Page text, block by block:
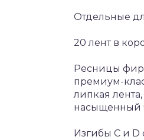
Отдельные
20 лент в
Ресницы
премиум-
липкая
насыщенный
Изгибы С и D